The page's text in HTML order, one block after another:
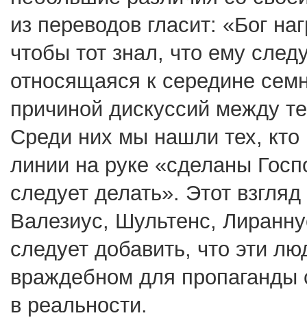
из переводов гласит: «Бог
чтобы тот знал, что ему
относящаяся к середине
причиной дискуссий между
Среди них мы нашли тех, кто
линии на руке «сделаны
следует делать». Этот
Валезиус, Шультенс,
следует добавить, что эти
враждебном для пропаганды
в реальности.